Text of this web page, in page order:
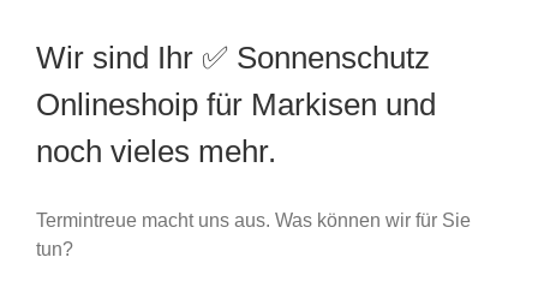
Wir sind Ihr ✅ Sonnenschutz
Onlineshoip für Markisen und
noch vieles mehr.
Termintreue macht uns aus. Was können wir für Sie
tun?